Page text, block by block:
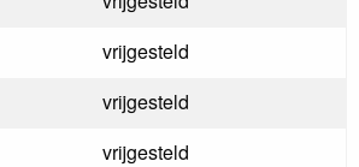
vrijgesteld
vrijgesteld
vrijgesteld